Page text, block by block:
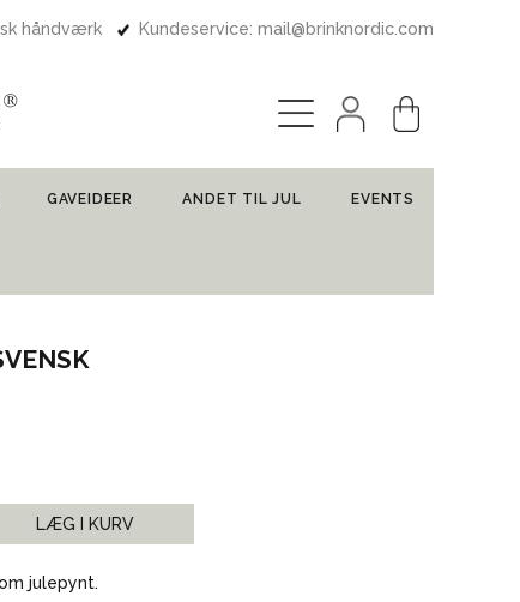
håndværk Kundeservice: mail@brinknordic.com
GAVEIDEER ANDET TIL JUL EVENTS
LÆG I KURV
julepynt.